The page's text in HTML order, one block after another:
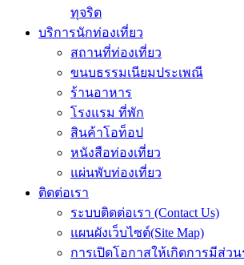
ทุจริต
บริการนักท่องเที่ยว
สถานที่ท่องเที่ยว
ขนบธรรมเนียมประเพณี
ร้านอาหาร
โรงแรม ที่พัก
สินค้าโอท็อป
หนังสือท่องเที่ยว
แผ่นพับท่องเที่ยว
ติดต่อเรา
ระบบติดต่อเรา (Contact Us)
แผนผังเว็บไซต์(Site Map)
การเปิดโอกาสให้เกิดการมีส่วน